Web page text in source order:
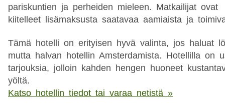
pariskuntien ja perheiden mieleen. Matkailijat ovat
kiitelleet lisämaksusta saatavaa aamiaista ja
Tämä hotelli on erityisen hyvä valinta, jos haluat
mutta halvan hotellin Amsterdamista. Hotellilla on
tarjouksia, jolloin kahden hengen huoneet
yöltä.
Katso hotellin tiedot tai varaa netistä »